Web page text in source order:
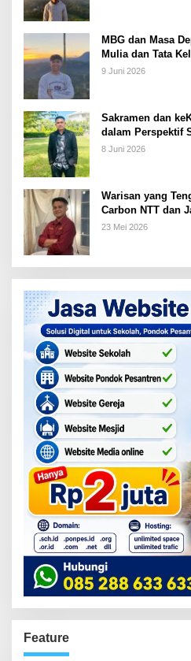
MBG dan Masa
Mulia dan Tata
9 Juni 2026
Sakramen dan
dalam Perspektif
8 Juni 2026
Warisan yang
Carbon NTT dan
Ditunaikan
23 Mei 2026
Feature